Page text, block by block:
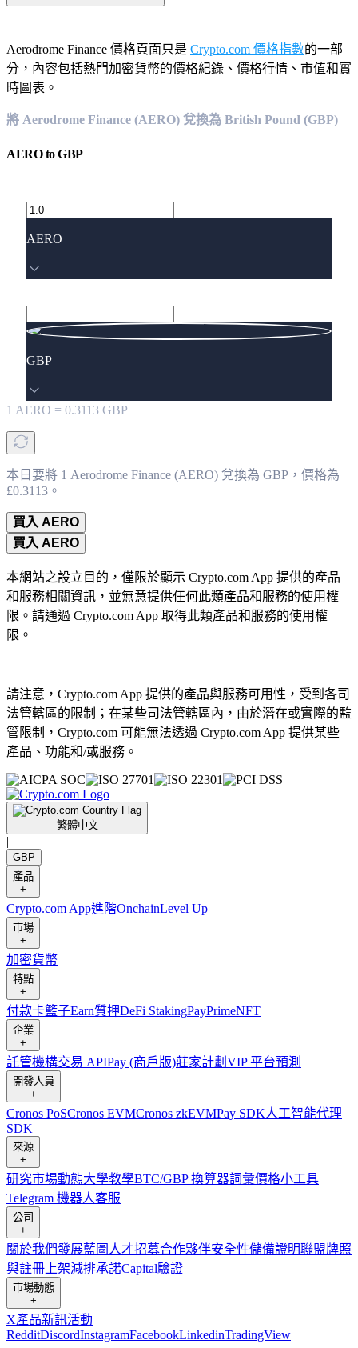
Aerodrome Finance 價格頁面只是 Crypto.com 價格指數的一部
分，內容包括熱門加密貨幣的價格紀錄、價格行情、市值和實
時圖表。
將 Aerodrome Finance (AERO) 兌換為 British Pound (GBP)
AEROtoGBP
AERO
GBP
1 AERO = 0.3113 GBP
本日要將 1 Aerodrome Finance (AERO) 兌換為 GBP，價格為
£0.3113。
買入 AERO
買入 AERO
本網站之設立目的，僅限於顯示 Crypto.com App 提供的產品
和服務相關資訊，並無意提供任何此類產品和服務的使用權
限。請通過 Crypto.com App 取得此類產品和服務的使用權
限。
請注意，Crypto.com App 提供的產品與服務可用性，受到各司
法管轄區的限制；在某些司法管轄區內，由於潛在或實際的監
管限制，Crypto.com 可能無法透過 Crypto.com App 提供某些
產品、功能和/或服務。
繁體中文
|
GBP
產品
+
Crypto.com App進階OnchainLevel Up
市場
+
加密貨幣
特點
+
付款卡籃子Earn質押DeFi StakingPayPrimeNFT
企業
+
託管機構交易 APIPay (商戶版)莊家計劃 VIP 平台預測
開發人員
+
Cronos PoSCronos EVMCronos zkEVMPay SDK人工智能代理
SDK
來源
+
研究市場動態大學教學BTC/GBP 換算器詞彙價格小工具
Telegram 機器人客服
公司
+
關於我們發展藍圖 人才招募合作夥伴安全性儲備證明聯盟牌照
與註冊 上架減排承諾Capital驗證
市場動態
+
X產品新訊活動
RedditDiscordInstagramFacebookLinkedinTradingView